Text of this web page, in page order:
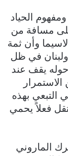
الحياد
مسافة من
لاسيما وأن ثمة
ولبنان في ظل
يقف عند
التبعي بهذه
فعلاً يحمي
الماروني